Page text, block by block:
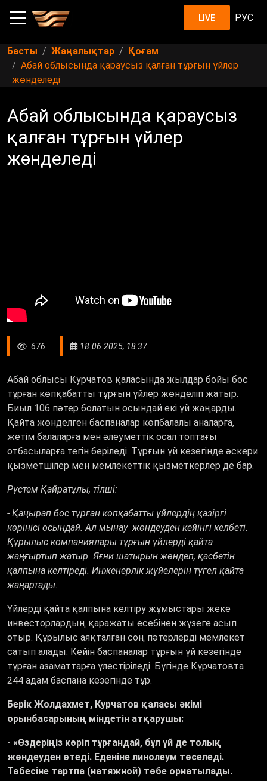
LIVE РУС
Басты Жаңалықтар
Қоғам
Абай облысында қараусыз қалған тұрғын үйлер
жөнделеді
Абай облысында қараусыз
қалған тұрғын үйлер
жөнделеді
676 18.06.2025, 18:37
Абай облысы Курчатов қаласында жылдар бойы бос
тұрған көпқабатты тұрғын үйлер жөнделіп жатыр.
Биыл 106 пәтер болатын осындай екі үй жаңарды.
Қайта жөнделген баспаналар көпбалалы аналарға,
жетім балаларға мен әлеуметтік осал топтағы
отбасыларға тегін беріледі. Тұрғын үй кезегінде әскери
қызметшілер мен мемлекеттік қызметкерлер де бар.
Рүстем Қайратұлы, тілші:
- Қаңырап бос тұрған көпқабатты үйлердің қазіргі
көрінісі осындай. Ал мынау жөндеуден кейінгі келбеті.
Құрылыс компаниялары тұрғын үйлерді қайта
жаңғыртып жатыр. Яғни шатырын жөндеп, қасбетін
қалпына келтіреді. Инженерлік жүйелерін түгел қайта
жаңартады.
Үйлерді қайта қалпына келтіру жұмыстары жеке
инвесторлардың қаражаты есебінен жүзеге асып
отыр. Құрылыс аяқталған соң пәтерлерді мемлекет
сатып алады. Кейін баспаналар тұрғын үй кезегінде
тұрған азаматтарға үлестіріледі. Бүгінде Күрчатовта
244 адам баспана кезегінде тұр.
Берік Жолдахмет, Курчатов қаласы әкімі
орынбасарының міндетін атқарушы:
- «Өздеріңіз көріп тұрғандай, бұл үй де толық
жөндеуден өтеді. Еденіне линолеум төселеді.
Төбесіне тартпа (натяжной) төбе орнатылады.